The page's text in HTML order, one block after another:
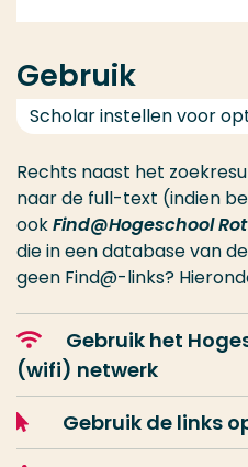
Gebruik
Scholar instellen voor
Rechts naast het
naar de full-text (indien
ookFind@Hogeschool
die in een database van
geen Find@-links?
Gebruik het
(wifi) netwerk
Gebruik de links